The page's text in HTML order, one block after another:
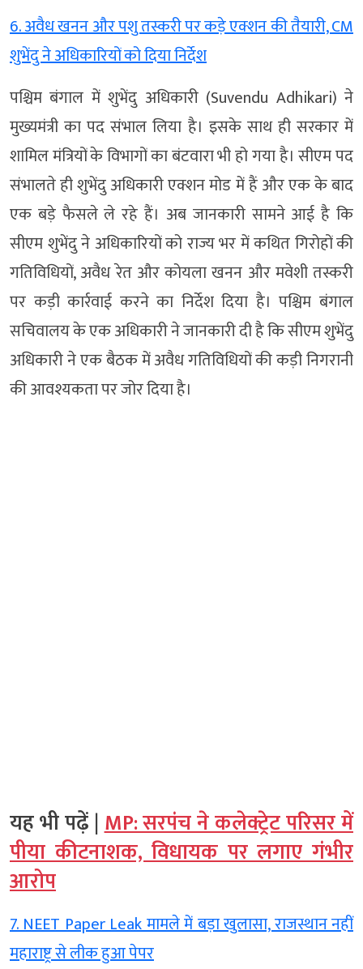
6. अवैध खनन और पशु तस्करी पर कड़े एक्शन की तैयारी, CM
शुभेंदु ने अधिकारियों को दिया निर्देश
पश्चिम बंगाल में शुभेंदु अधिकारी (Suvendu Adhikari) ने
मुख्यमंत्री का पद संभाल लिया है। इसके साथ ही सरकार में
शामिल मंत्रियों के विभागों का बंटवारा भी हो गया है। सीएम पद
संभालते ही शुभेंदु अधिकारी एक्शन मोड में हैं और एक के बाद
एक बड़े फैसले ले रहे हैं। अब जानकारी सामने आई है कि
सीएम शुभेंदु ने अधिकारियों को राज्य भर में कथित गिरोहों की
गतिविधियों, अवैध रेत और कोयला खनन और मवेशी तस्करी
पर कड़ी कार्रवाई करने का निर्देश दिया है। पश्चिम बंगाल
सचिवालय के एक अधिकारी ने जानकारी दी है कि सीएम शुभेंदु
अधिकारी ने एक बैठक में अवैध गतिविधियों की कड़ी निगरानी
की आवश्यकता पर जोर दिया है।
यह भी पढ़ें |MP: सरपंच ने कलेक्ट्रेट परिसर में
पीया कीटनाशक, विधायक पर लगाए गंभीर
आरोप
7. NEET Paper Leak मामले में बड़ा खुलासा, राजस्थान नहीं
महाराष्ट्र से लीक हुआ पेपर